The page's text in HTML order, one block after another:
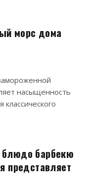
морс дома
насыщенность
классического
блюдо барбекю
представляет